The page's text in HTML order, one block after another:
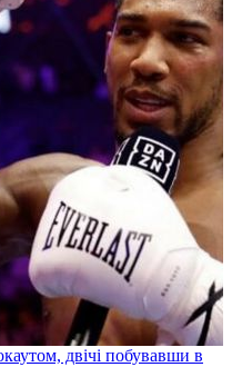
двічі побувавши в